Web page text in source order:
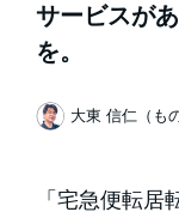
サービスが
を。
著
大東 信仁（も
「宅急便転